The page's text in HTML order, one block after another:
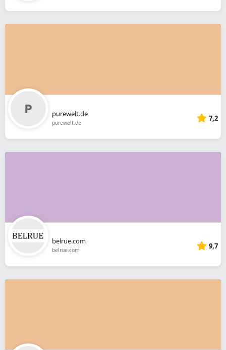
purewelt.de
purewelt.de 7,2
belrue.com
belrue.com 9,7